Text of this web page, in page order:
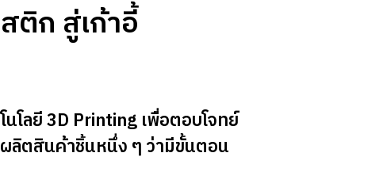
ติก สู่เก้าอี้
โลยี 3D Printing เพื่อตอบโจทย์
ลิตสินค้าชิ้นหนึ่ง ๆ ว่ามีขั้นตอน